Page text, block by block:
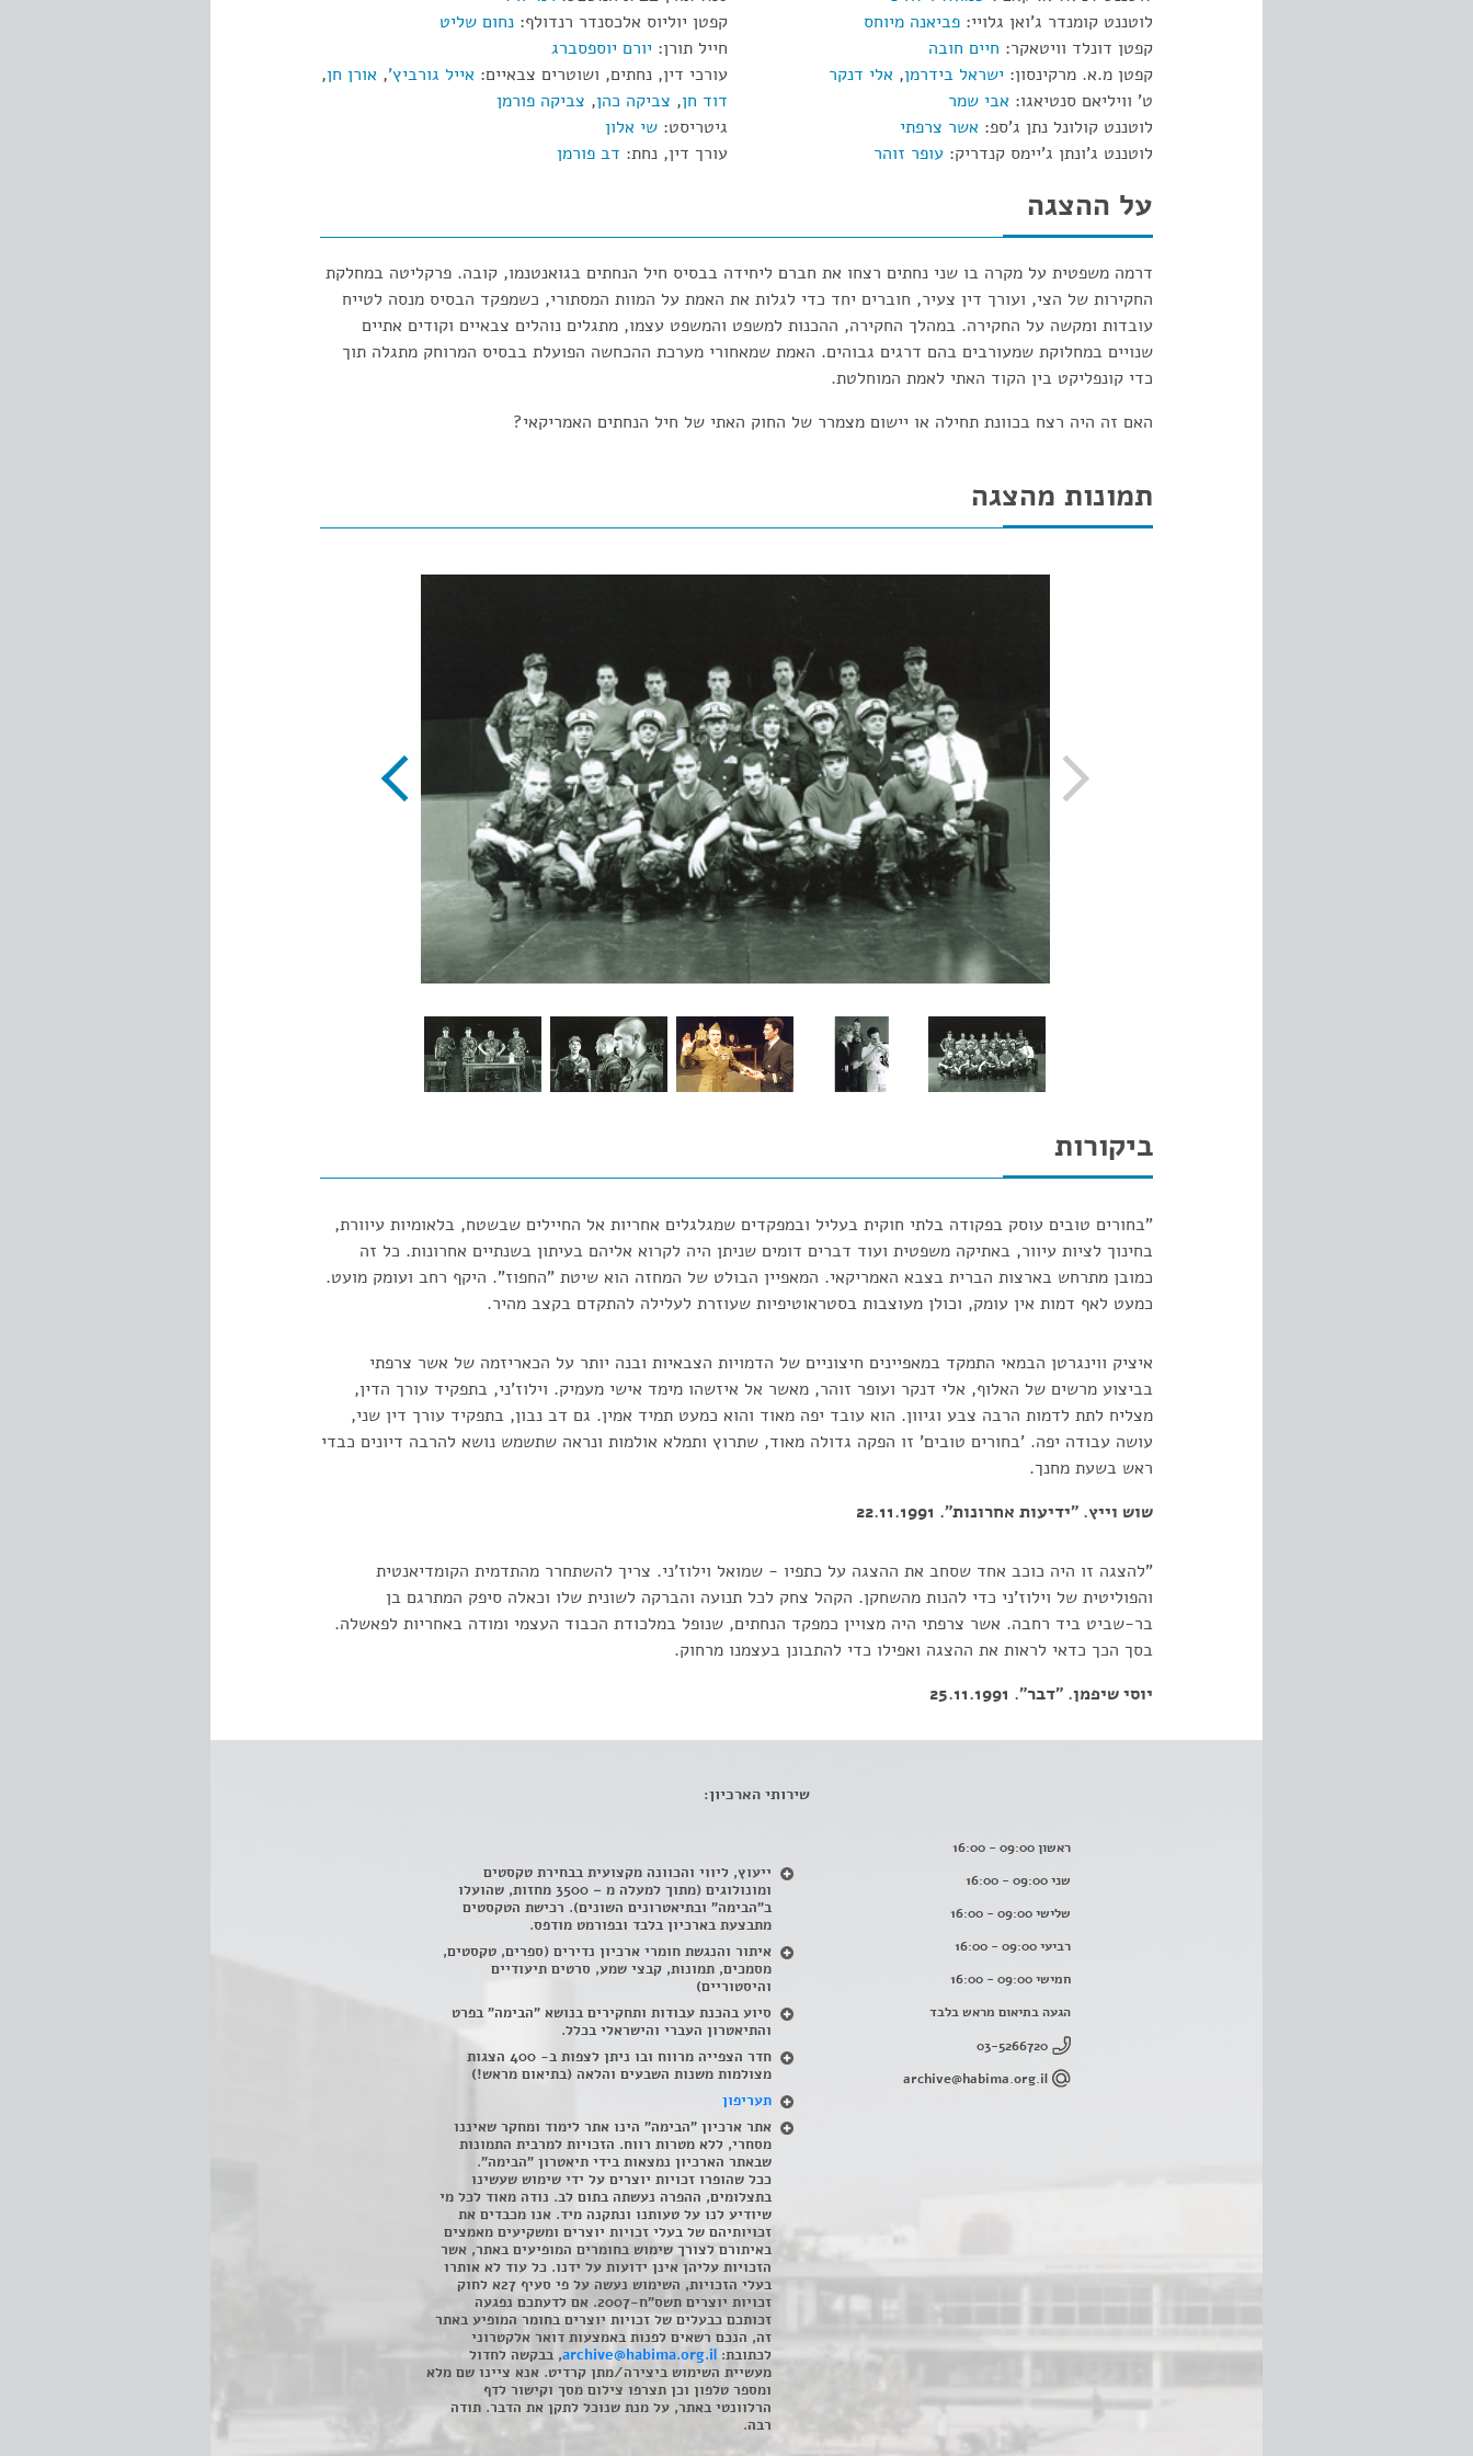
לוטננט קומנדר ג'ואן גלויי: פביאנה מיוחס
קפטן דונלד וויטאקר: חיים חובה
קפטן מ.א. מרקינסון: ישראל בידרמן, אלי דנקר
ט' וויליאם סנטיאגו: אבי שמר
לוטננט קולונל נתן ג'ספ: אשר צרפתי
לוטננט ג'ונתן ג'יימס קנדריק: עופר זוהר
קפטן יוליוס אלכסנדר רנדולף: נחום שליט
חייל תורן: יורם יוספסברג
עורכי דין, נחתים, ושוטרים צבאיים: אייל גורביץ', אורן חן,
דוד חן, צביקה כהן, צביקה פורמן
גיטריסט: שי אלון
עורך דין, נחת: דב פורמן
על ההצגה
דרמה משפטית על מקרה בו שני נחתים רצחו את חברם ליחידה בבסיס חיל הנחתים בגואנטנמו, קובה. פרקליטה במחלקת
החקירות של הצי, ועורך דין צעיר, חוברים יחד כדי לגלות את האמת על המוות המסתורי, כשמפקד הבסיס מנסה לטייח
עובדות ומקשה על החקירה. במהלך החקירה, ההכנות למשפט והמשפט עצמו, מתגלים נוהלים צבאיים וקודים אתיים
שנויים במחלוקת שמעורבים בהם דרגים גבוהים. האמת שמאחורי מערכת ההכחשה הפועלת בבסיס המרוחק מתגלה תוך
כדי קונפליקט בין הקוד האתי לאמת המוחלטת.
האם זה היה רצח בכוונת תחילה או יישום מצמרר של החוק האתי של חיל הנחתים האמריקאי?
תמונות מהצגה
ביקורות
"בחורים טובים עוסק בפקודה בלתי חוקית בעליל ובמפקדים שמגלגלים אחריות אל החיילים שבשטח, בלאומיות עיוורת,
בחינוך לציות עיוור, באתיקה משפטית ועוד דברים דומים שניתן היה לקרוא אליהם בעיתון בשנתיים אחרונות. כל זה
כמובן מתרחש בארצות הברית בצבא האמריקאי. המאפיין הבולט של המחזה הוא שיטת "החפוז". היקף רחב ועומק מועט.
כמעט לאף דמות אין עומק, וכולן מעוצבות בסטראוטיפיות שעוזרת לעלילה להתקדם בקצב מהיר.
איציק ווינגרטן הבמאי התמקד במאפיינים חיצוניים של הדמויות הצבאיות ובנה יותר על הכאריזמה של אשר צרפתי
בביצוע מרשים של האלוף, אלי דנקר ועופר זוהר, מאשר אל איזשהו מימד אישי מעמיק. וילוז'ני, בתפקיד עורך הדין,
מצליח לתת לדמות הרבה צבע וגיוון. הוא עובד יפה מאוד והוא כמעט תמיד אמין. גם דב נבון, בתפקיד עורך דין שני,
עושה עבודה יפה. 'בחורים טובים' זו הפקה גדולה מאוד, שתרוץ ותמלא אולמות ונראה שתשמש נושא להרבה דיונים כבדי
ראש בשעת מחנך.
שוש וייץ. "ידיעות אחרונות". 22.11.1991
"להצגה זו היה כוכב אחד שסחב את ההצגה על כתפיו - שמואל וילוז'ני. צריך להשתחרר מהתדמית הקומדיאנטית
והפוליטית של וילוז'ני כדי להנות מהשחקן. הקהל צחק לכל תנועה והברקה לשונית שלו וכאלה סיפק המתרגם בן
בר-שביט ביד רחבה. אשר צרפתי היה מצויין כמפקד הנחתים, שנופל במלכודת הכבוד העצמי ומודה באחריות לפאשלה.
בסך הכך כדאי לראות את ההצגה ואפילו כדי להתבונן בעצמנו מרחוק.
יוסי שיפמן. "דבר". 25.11.1991
ראשון 09:00 - 16:00
שני 09:00 - 16:00
שלישי 09:00 - 16:00
רביעי 09:00 - 16:00
חמישי 09:00 - 16:00
הגעה בתיאום מראש בלבד
03-5266720
archive@habima.org.il
שירותי הארכיון:
ייעוץ, ליווי והכוונה מקצועית בבחירת טקסטים
ומונולוגים (מתוך למעלה מ – 3500 מחזות, שהועלו
ב"הבימה" ובתיאטרונים השונים). רכישת הטקסטים
מתבצעת בארכיון בלבד ובפורמט מודפס.
איתור והנגשת חומרי ארכיון נדירים (ספרים, טקסטים,
מסמכים, תמונות, קבצי שמע, סרטים תיעודיים
והיסטוריים)
סיוע בהכנת עבודות ותחקירים בנושא "הבימה" בפרט
והתיאטרון העברי והישראלי בכלל.
חדר הצפייה מרווח ובו ניתן לצפות ב- 400 הצגות
מצולמות משנות השבעים והלאה (בתיאום מראש!)
תעריפון
אתר ארכיון "הבימה" הינו אתר לימוד ומחקר שאיננו
מסחרי, ללא מטרות רווח. הזכויות למרבית התמונות
שבאתר הארכיון נמצאות בידי תיאטרון "הבימה".
ככל שהופרו זכויות יוצרים על ידי שימוש שעשינו
בתצלומים, ההפרה נעשתה בתום לב. נודה מאוד לכל מי
שיודיע לנו על טעותנו ונתקנה מיד. אנו מכבדים את
זכויותיהם של בעלי זכויות יוצרים ומשקיעים מאמצים
באיתורם לצורך שימוש בחומרים המופיעים באתר, אשר
הזכויות עליהן אינן ידועות על ידנו. כל עוד לא אותרו
בעלי הזכויות, השימוש נעשה על פי סעיף 27א לחוק
זכויות יוצרים תשס"ח-2007. אם לדעתכם נפגעה
זכותכם כבעלים של זכויות יוצרים בחומר המופיע באתר
זה, הנכם רשאים לפנות באמצעות דואר אלקטרוני
לכתובת: archive@habima.org.il, בבקשה לחדול
מעשיית השימוש ביצירה/מתן קרדיט. אנא ציינו שם מלא
ומספר טלפון וכן תצרפו צילום מסך וקישור לדף
הרלוונטי באתר, על מנת שנוכל לתקן את הדבר. תודה
רבה.